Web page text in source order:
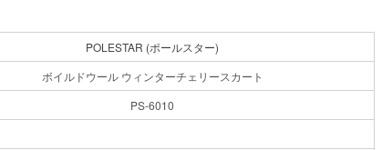
POLESTAR (ポールスター)
ボイルドウール ウィンターチェリースカート
PS-6010